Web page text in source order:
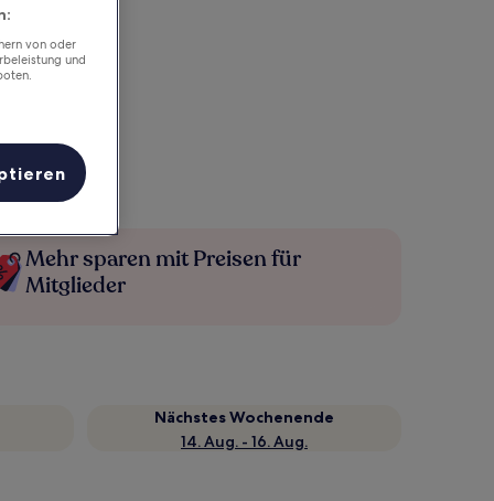
Mehr sparen mit Preisen für
Mitglieder
Nächstes Wochenende
14. Aug. - 16. Aug.
von oder
und